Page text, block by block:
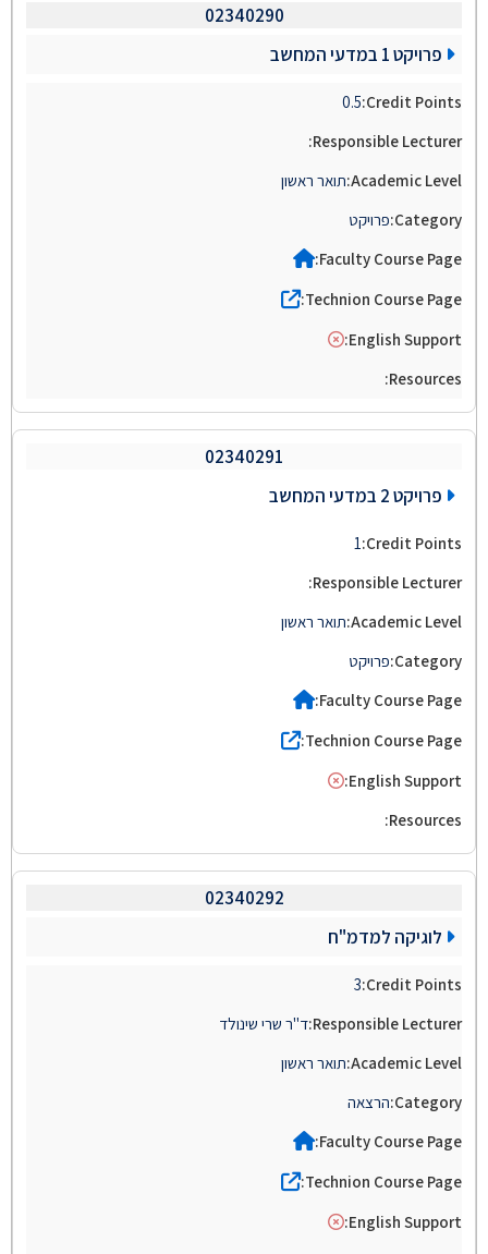
02340290
פרויקט 1 במדעי המחשב
0.5
תואר ראשון
פרויקט
02340291
פרויקט 2 במדעי המחשב
1
תואר ראשון
פרויקט
02340292
לוגיקה למדמ"ח
3
ד"ר שרי שינולד
תואר ראשון
הרצאה